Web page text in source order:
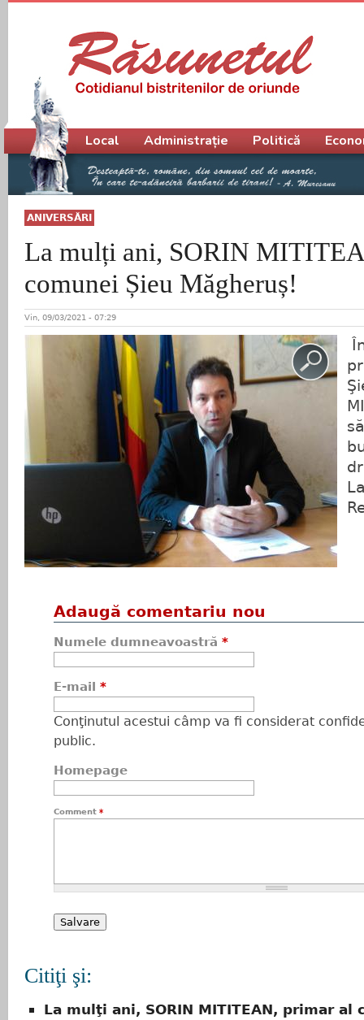
ANIVERSĂRI
La mulți ani, SORIN
comunei Șieu Măgheruș!
Vin, 09/03/2021 - 07:29
Adaugă comentariu nou
Numele dumneavoastră *
E-mail *
Conţinutul acestui câmp va fi considerat
public.
Homepage
Comment *
Citiţi şi:
La mulţi ani, SORIN MITITEAN, primar al
Meniu principal
Local Administrație Politică